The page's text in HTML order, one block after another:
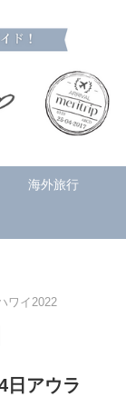
海外旅行
ワイ2022
日アウラ